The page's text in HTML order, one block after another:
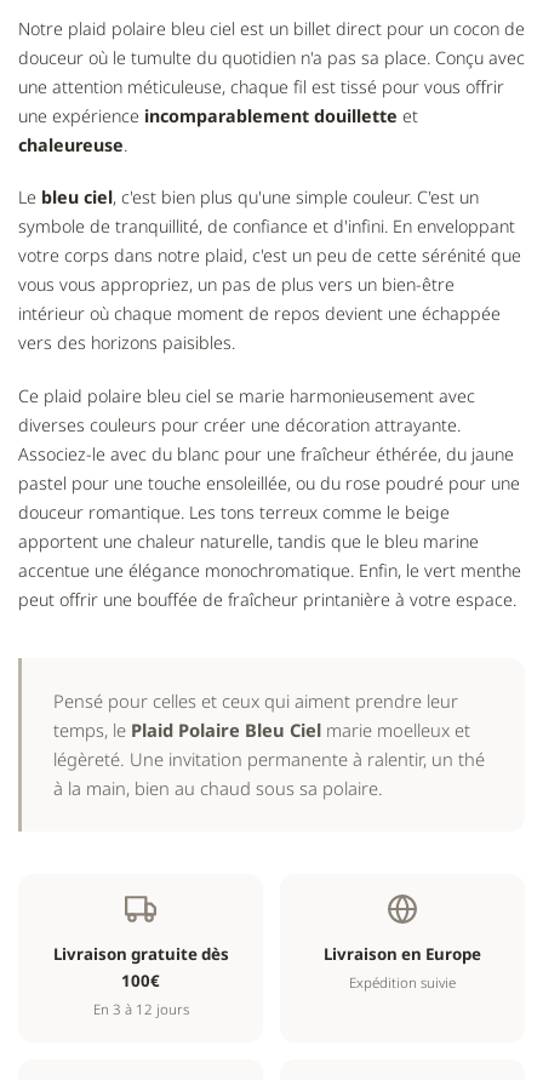
Notre plaid polaire bleu ciel est un billet direct pour un cocon de
douceur où le tumulte du quotidien n'a pas sa place. Conçu avec
une attention méticuleuse, chaque fil est tissé pour vous offrir
une expérience incomparablement douillette et
chaleureuse.
Le bleu ciel, c'est bien plus qu'une simple couleur. C'est un
symbole de tranquillité, de confiance et d'infini. En enveloppant
votre corps dans notre plaid, c'est un peu de cette sérénité que
vous vous appropriez, un pas de plus vers un bien-être
intérieur où chaque moment de repos devient une échappée
vers des horizons paisibles.
Ce plaid polaire bleu ciel se marie harmonieusement avec
diverses couleurs pour créer une décoration attrayante.
Associez-le avec du blanc pour une fraîcheur éthérée, du jaune
pastel pour une touche ensoleillée, ou du rose poudré pour une
douceur romantique. Les tons terreux comme le beige
apportent une chaleur naturelle, tandis que le bleu marine
accentue une élégance monochromatique. Enfin, le vert menthe
peut offrir une bouffée de fraîcheur printanière à votre espace.
Pensé pour celles et ceux qui aiment prendre leur
temps, le Plaid Polaire Bleu Ciel marie moelleux et
légèreté. Une invitation permanente à ralentir, un thé
à la main, bien au chaud sous sa polaire.
Livraison gratuite dès
100€
En 3 à 12 jours
Livraison en Europe
Expédition suivie